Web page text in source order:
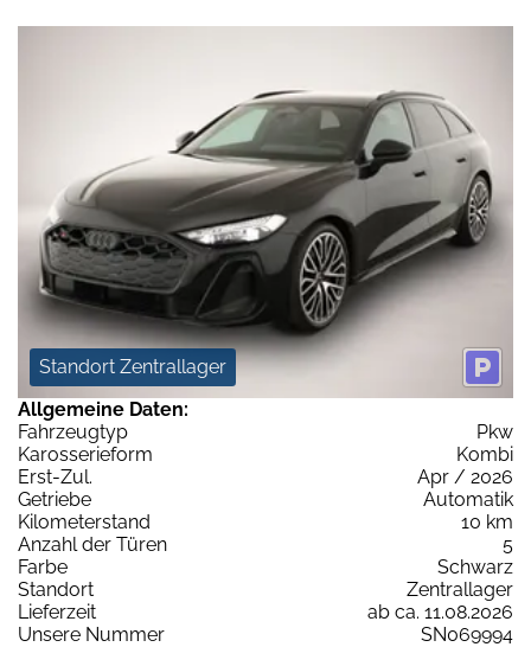
Standort Zentrallager
Allgemeine Daten:
Fahrzeugtyp
Pkw
Karosserieform
Kombi
Erst-Zul.
Apr / 2026
Getriebe
Automatik
Kilometerstand
10 km
Anzahl der Türen
5
Farbe
Schwarz
Standort
Zentrallager
Lieferzeit
ab ca. 11.08.2026
Unsere Nummer
SN069994